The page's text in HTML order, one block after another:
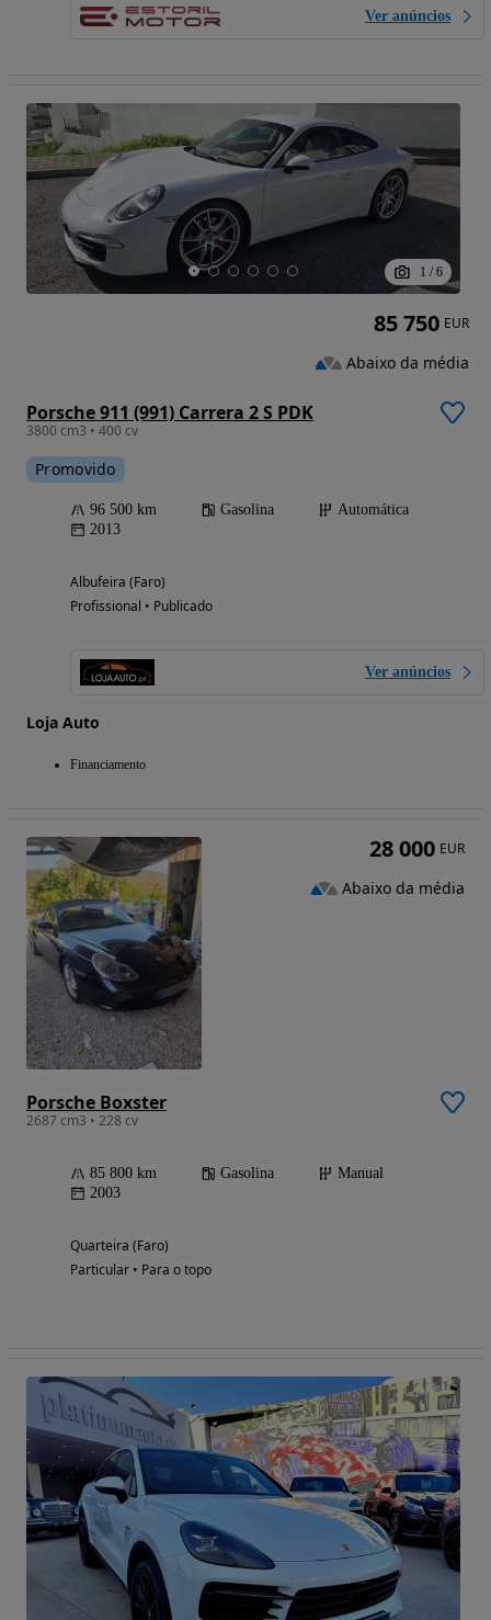
Ver anúncios
1 / 6
Porsche 911 (991) Carrera 2 S PDK
3800 cm3 • 400 cv
Promovido
96 500 km Gasolina
Automática
2013
Albufeira (Faro)
Profissional • Publicado
Ver anúncios
Loja Auto
Financiamento
85 750 EUR
Abaixo da média
Porsche Boxster
2687 cm3 • 228 cv
85 800 km Gasolina
Manual
2003
Quarteira (Faro)
Particular • Para o topo
28 000 EUR
Abaixo da média